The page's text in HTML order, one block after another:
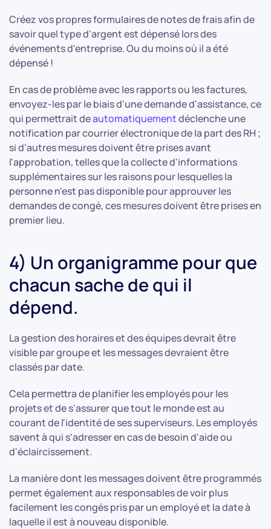
Créez vos propres formulaires de notes de frais afin de
savoir quel type d'argent est dépensé lors des
événements d'entreprise. Ou du moins où il a été
dépensé !
En cas de problème avec les rapports ou les factures,
envoyez-les par le biais d'une demande d'assistance, ce
qui permettrait deautomatiquementdéclenche une
notification par courrier électronique de la part des RH ;
si d'autres mesures doivent être prises avant
l'approbation, telles que la collecte d'informations
supplémentaires sur les raisons pour lesquelles la
personne n'est pas disponible pour approuver les
demandes de congé, ces mesures doivent être prises en
premier lieu.
4) Un organigramme pour que
chacun sache de qui il
dépend.
La gestion des horaires et des équipes devrait être
visible par groupe et les messages devraient être
classés par date.
Cela permettra de planifier les employés pour les
projets et de s'assurer que tout le monde est au
courant de l'identité de ses superviseurs. Les employés
savent à qui s'adresser en cas de besoin d'aide ou
d'éclaircissement.
La manière dont les messages doivent être programmés
permet également aux responsables de voir plus
facilement les congés pris par un employé et la date à
laquelle il est à nouveau disponible.